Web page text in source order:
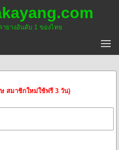
ายางอันดับ 1 ของไทย
สมาชิกใหม่ใช้ฟรี 3 วัน)